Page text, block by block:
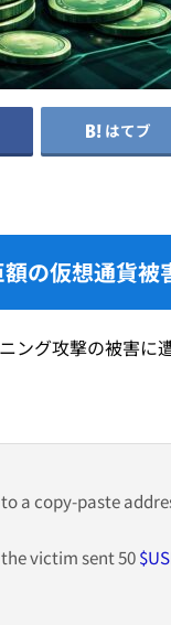
はてブ
の仮想通貨被
ング攻撃の被害に
a copy-paste
victim sent 50